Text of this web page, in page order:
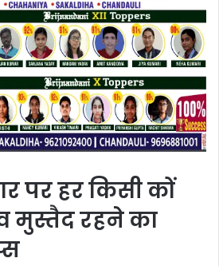
पर हर किसी कों
मुस्तैद रहने का